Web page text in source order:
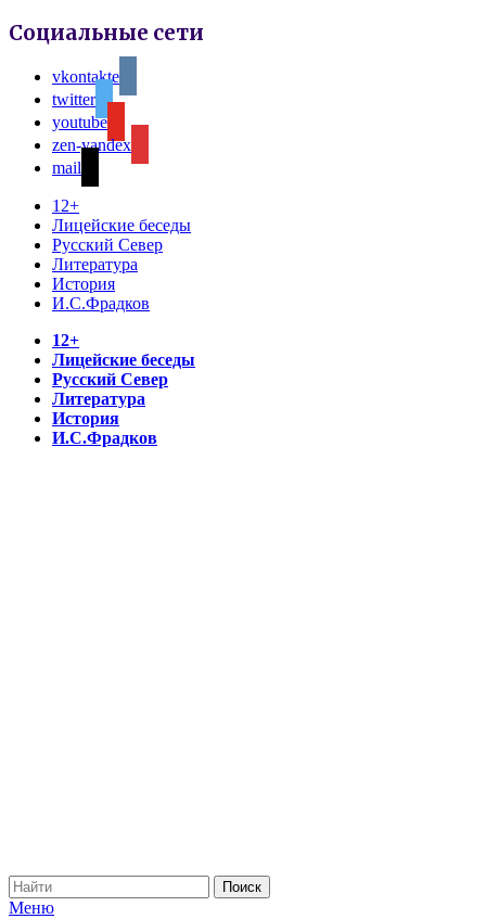
Социальные сети
vkontakte
twitter
youtube
zen-yandex
mail
12+
Лицейские беседы
Русский Север
Литература
История
И.С.Фрадков
12+
Лицейские беседы
Русский Север
Литература
История
И.С.Фрадков
Меню